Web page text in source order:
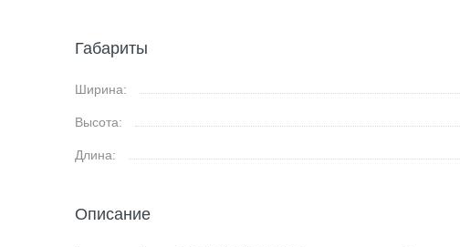
Габариты
Ширина:
Высота:
Длина:
Описание